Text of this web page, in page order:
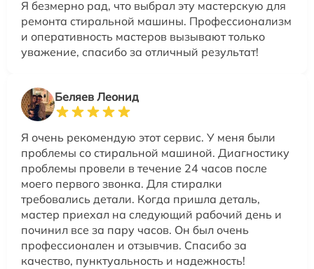
Я безмерно рад, что выбрал эту мастерскую для
ремонта стиральной машины. Профессионализм
и оперативность мастеров вызывают только
уважение, спасибо за отличный результат!
Беляев Леонид
Я очень рекомендую этот сервис. У меня были
проблемы со стиральной машиной. Диагностику
проблемы провели в течение 24 часов после
моего первого звонка. Для стиралки
требовались детали. Когда пришла деталь,
мастер приехал на следующий рабочий день и
починил все за пару часов. Он был очень
профессионален и отзывчив. Спасибо за
качество, пунктуальность и надежность!